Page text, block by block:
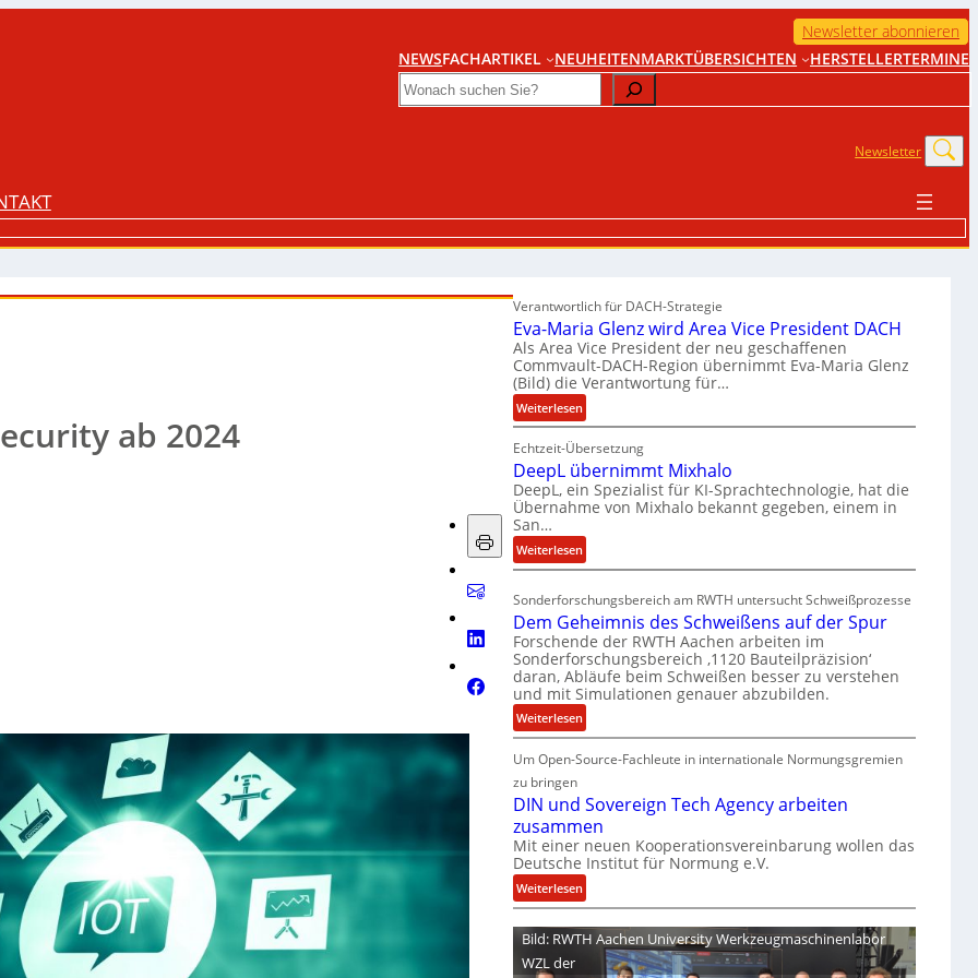
Newsletter abonnieren
NEWSFACHARTIKEL NEUHEITENMARKTÜBERSICHTEN HERSTELLERTERMINE
Search
Newsletter
ab 2024
Verantwortlich für DACH-Strategie
Eva-Maria Glenz wird Area Vice President DACH
Als Area Vice President der neu geschaffenen
Commvault-DACH-Region übernimmt Eva-Maria Glenz
(Bild) die Verantwortung für…
Weiterlesen:
E
v
a
-
M
r
i
a
G
l
e
n
z
w
i
r
A
r
e
a
i
c
e
Echtzeit-Übersetzung
DeepL übernimmt Mixhalo
DeepL, ein Spezialist für KI-Sprachtechnologie, hat die
Übernahme von Mixhalo bekannt gegeben, einem in
San…
Weiterlesen:
D
p
L
ü
b
r
n
m
M
i
x
a
Sonderforschungsbereich am RWTH untersucht Schweißprozesse
Dem Geheimnis des Schweißens auf der Spur
Forschende der RWTH Aachen arbeiten im
Sonderforschungsbereich ‚1120 Bauteilpräzision‘
daran, Abläufe beim Schweißen besser zu verstehen
und mit Simulationen genauer abzubilden.
Weiterlesen:
D
e
G
e
h
e
m
n
i
Um Open-Source-Fachleute in internationale Normungsgremien
zu bringen
DIN und Sovereign Tech Agency arbeiten
zusammen
Mit einer neuen Kooperationsvereinbarung wollen das
Deutsche Institut für Normung e.V.
Weiterlesen:
D
I
N
Bild: RWTH Aachen University Werkzeugmaschinenlabor
WZL der